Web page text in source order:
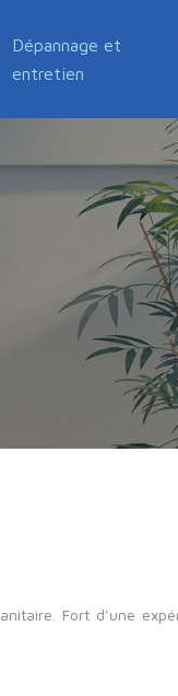
Dépannage et
entretien
Fort d’une